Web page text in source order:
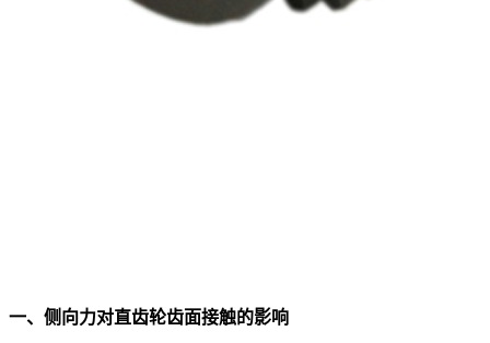
一、侧向力对直齿轮齿面接触的影响